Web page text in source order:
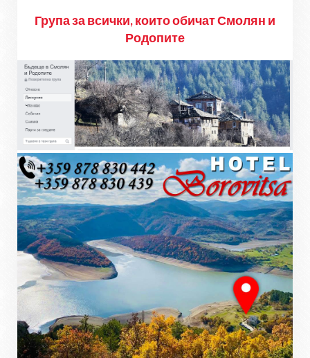
Група за всички, които обичат Смолян и
Родопите